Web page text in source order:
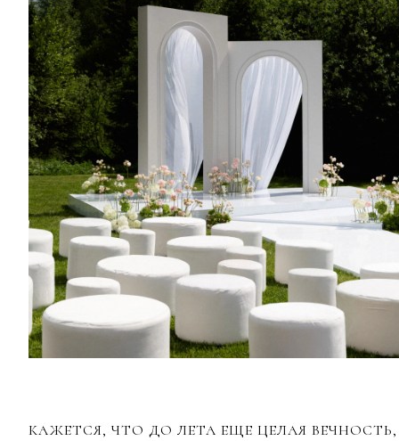
КАЖЕТСЯ, ЧТО ДО ЛЕТА ЕЩЕ ЦЕЛАЯ ВЕЧНОСТЬ,